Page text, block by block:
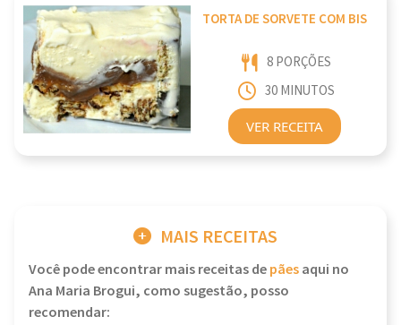
TORTA DE SORVETE COM BIS
8 PORÇÕES
30 MINUTOS
VER RECEITA
MAIS RECEITAS
Você pode encontrar mais receitas depãesaqui no
Ana Maria Brogui, como sugestão, posso
recomendar: